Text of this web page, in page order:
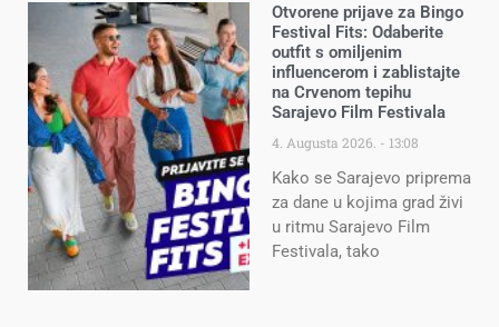
Otvorene prijave za Bingo
Festival Fits: Odaberite
outfit s omiljenim
influencerom i zablistajte
na Crvenom tepihu
Sarajevo Film Festivala
4. Augusta 2026. 13:08
Kako se Sarajevo priprema
za dane u kojima grad živi
u ritmu Sarajevo Film
Festivala, tako